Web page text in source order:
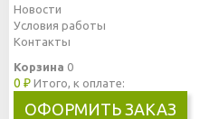
Новости
Условия работы
Контакты
Корзина 0
0 ₽ Итого, к оплате:
ОФОРМИТЬ ЗАКАЗ